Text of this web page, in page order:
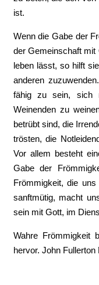
ist.
Wenn die Gabe der
der Gemeinschaft mit
leben lässt, so hilft
anderen
fähig zu sein, sich
Weinenden zu
betrübt sind, die
trösten, die
Vor allem besteht
Gabe der
Frömmigkeit, die
sanftmütig, macht
sein mit Gott, im
Wahre Frömmigkeit
hervor. John Fullerton